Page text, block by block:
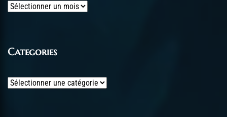
Archives
Categories
Categories